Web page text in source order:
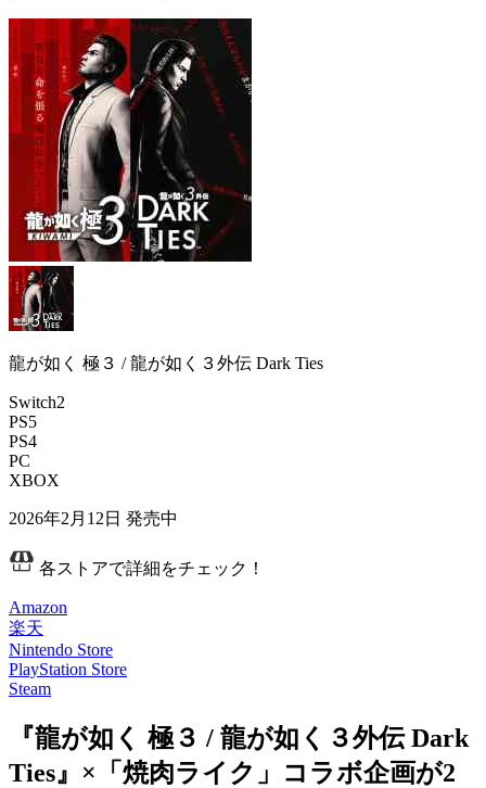
龍が如く 極３ / 龍が如く３外伝 Dark Ties
Switch2
PS5
PS4
PC
XBOX
2026年2月12日 発売中
各ストアで詳細をチェック！
Amazon
楽天
Nintendo Store
PlayStation Store
Steam
『龍が如く 極３ / 龍が如く３外伝 Dark
Ties』×「焼⾁ライク」コラボ企画が2